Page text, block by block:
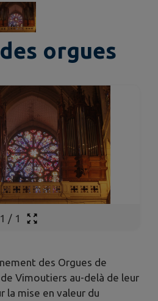
orgues
1 / 1
des Orgues de
Vimoutiers au-delà de leur
la mise en valeur du